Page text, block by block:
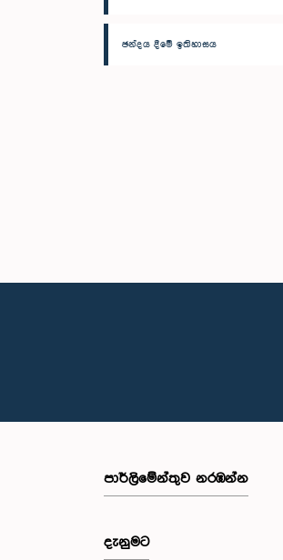
ඡන්දය දීමේ ඉතිහාසය
පාර්ලි‌මේන්තුව නරඹන්න
දැනුමට